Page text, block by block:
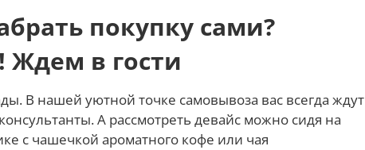
покупку сами?
Ждем в гости
В нашей уютной точке самовывоза вас всегда ждут
А рассмотреть девайс можно сидя на
с чашечкой ароматного кофе или чая